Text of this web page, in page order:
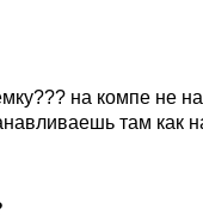
на компе не
там как